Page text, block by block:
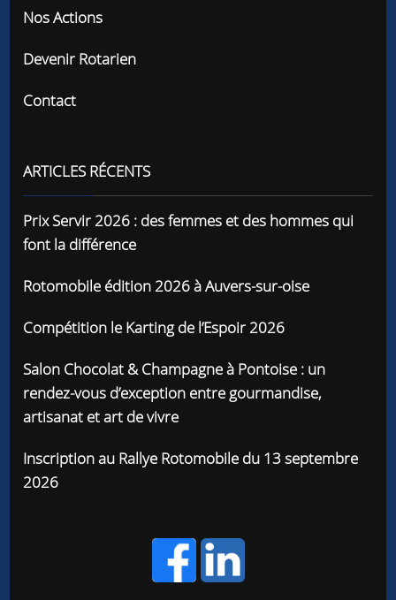
Nos Actions
Devenir Rotarien
Contact
ARTICLES RÉCENTS
Prix Servir 2026 : des femmes et des hommes qui
font la différence
Rotomobile édition 2026 à Auvers-sur-oise
Compétition le Karting de l’Espoir 2026
Salon Chocolat & Champagne à Pontoise : un
rendez-vous d’exception entre gourmandise,
artisanat et art de vivre
Inscription au Rallye Rotomobile du 13 septembre
2026